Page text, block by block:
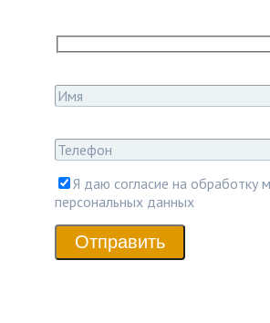
Я даю согласие на обработку
персональных данных
Отправить